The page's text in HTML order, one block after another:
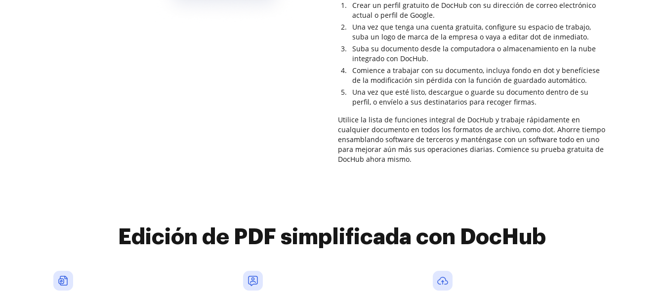
Crear un perfil gratuito de DocHub con su dirección de correo electrónico
actual o perfil de Google.
Una vez que tenga una cuenta gratuita, configure su espacio de trabajo,
suba un logo de marca de la empresa o vaya a editar dot de inmediato.
Suba su documento desde la computadora o almacenamiento en la nube
integrado con DocHub.
Comience a trabajar con su documento, incluya fondo en dot y benefíciese
de la modificación sin pérdida con la función de guardado automático.
Una vez que esté listo, descargue o guarde su documento dentro de su
perfil, o envíelo a sus destinatarios para recoger firmas.
Utilice la lista de funciones integral de DocHub y trabaje rápidamente en
cualquier documento en todos los formatos de archivo, como dot. Ahorre tiempo
ensamblando software de terceros y manténgase con un software todo en uno
para mejorar aún más sus operaciones diarias. Comience su prueba gratuita de
DocHub ahora mismo.
Edición de PDF simplificada con DocHub